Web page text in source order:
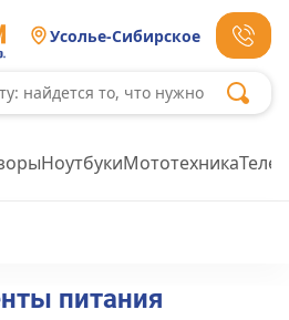
Усолье-Сибирское
НоутбукиМототехника
питания